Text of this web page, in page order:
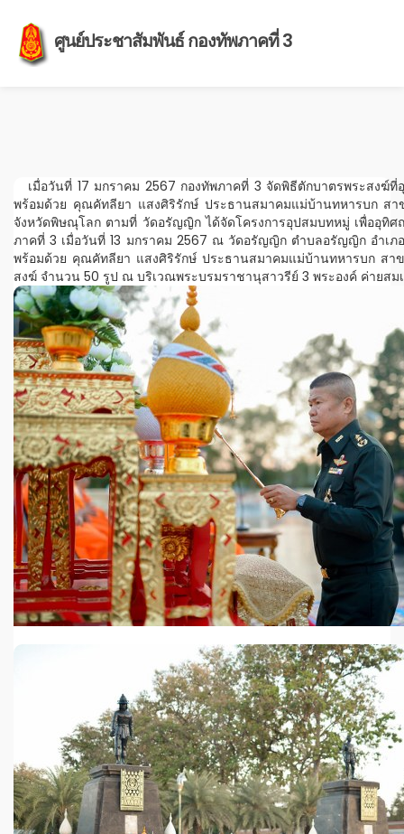
ศูนย์ประชาสัมพันธ์ กองทัพภาคที่ 3
เมื่อวันที่ 17 มกราคม 2567 กองทัพภาคที่ 3 จัดพิธีตักบาตรพระสงฆ์
พร้อมด้วย คุณคัทลียา แสงศิริรักษ์ ประธานสมาคมแม่บ้านทหารบก สา
จังหวัดพิษณุโลก ตามที่ วัดอรัญญิก ได้จัดโครงการอุปสมบทหมู่ เพื่ออุทิศ
ภาคที่ 3 เมื่อวันที่ 13 มกราคม 2567 ณ วัดอรัญญิก ตำบลอรัญญิก อำเ
พร้อมด้วย คุณคัทลียา แสงศิริรักษ์ ประธานสมาคมแม่บ้านทหารบก สา
สงฆ์ จำนวน 50 รูป ณ บริเวณพระบรมราชานุสาวรีย์ 3 พระองค์ ค่ายสม